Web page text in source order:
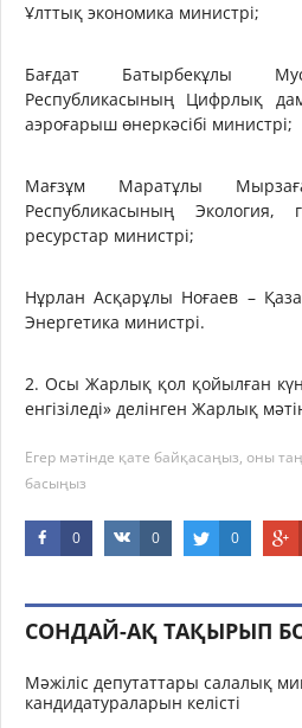
Ұлттық экономика министрі;
Бағдат Батырбекұлы
Республикасының Цифрлық
аэроғарыш өнеркәсібі министрі;
Мағзұм Маратұлы
Республикасының Экология,
ресурстар министрі;
Нұрлан Асқарұлы Ноғаев –
Энергетика министрі.
2. Осы Жарлық қол қойылған
енгізіледі» делінген Жарлық
Егер мәтінде қате байқасаңыз, оны
басыңыз
0 0 0
СОНДАЙ-АҚ ТАҚЫРЫП
Мәжіліс депутаттары салалық
кандидатураларын келісті